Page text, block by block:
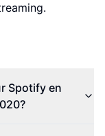
Spotify en